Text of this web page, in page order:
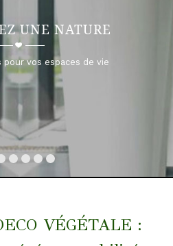
UNE NATURE
VÉGÉTALE :